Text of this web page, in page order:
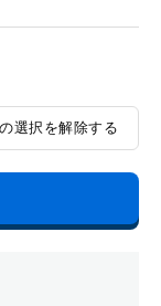
選択を解除する